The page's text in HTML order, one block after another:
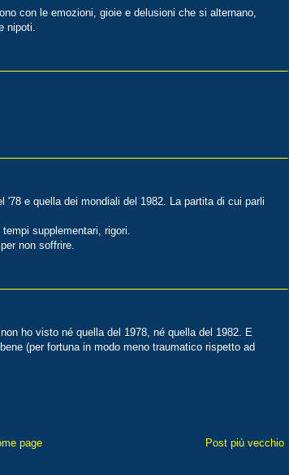
con le emozioni, gioie e delusioni che si alternano,
nipoti.
'78 e quella dei mondiali del 1982. La partita di cui parli
supplementari, rigori.
non soffrire.
ho visto né quella del 1978, né quella del 1982. E
(per fortuna in modo meno traumatico rispetto ad
Post più vecchio
page